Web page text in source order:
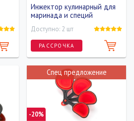
Инжектор кулинарный для
маринада и специй
Доступно: 2 шт
РАССРОЧКА
-20%
Спец предложение